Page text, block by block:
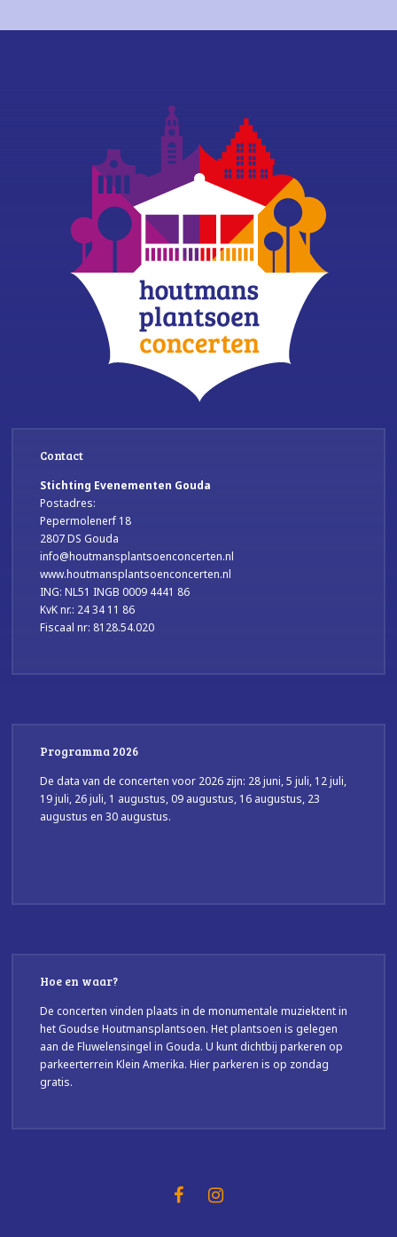
Contact
Stichting Evenementen Gouda
Postadres:
Pepermolenerf 18
2807 DS Gouda
info@houtmansplantsoenconcerten.nl
www.houtmansplantsoenconcerten.nl
ING: NL51 INGB 0009 4441 86
KvK nr.: 24 34 11 86
Fiscaal nr: 8128.54.020
Programma 2026
De data van de concerten voor 2026 zijn: 28 juni, 5 juli, 12 juli,
19 juli, 26 juli, 1 augustus, 09 augustus, 16 augustus, 23
augustus en 30 augustus.
Hoe en waar?
De concerten vinden plaats in de monumentale muziektent in
het Goudse Houtmansplantsoen. Het plantsoen is gelegen
aan de Fluwelensingel in Gouda. U kunt dichtbij parkeren op
parkeerterrein Klein Amerika. Hier parkeren is op zondag
gratis.